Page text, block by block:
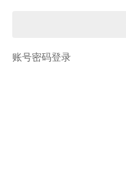
账号密码登录